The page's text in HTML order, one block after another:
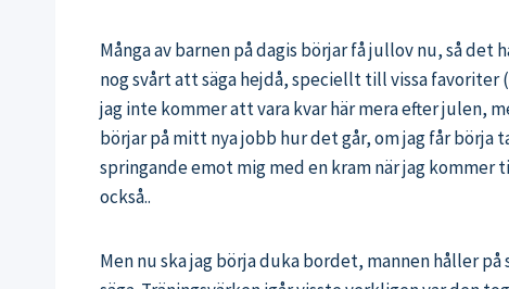
Många av barnen på dagis börjar få jullov nu, så
nog svårt att säga hejdå, speciellt till vissa favoriter
jag inte kommer att vara kvar här mera efter julen,
börjar på mitt nya jobb hur det går, om jag får börja
springande emot mig med en kram när jag
också..
Men nu ska jag börja duka bordet, mannen håller